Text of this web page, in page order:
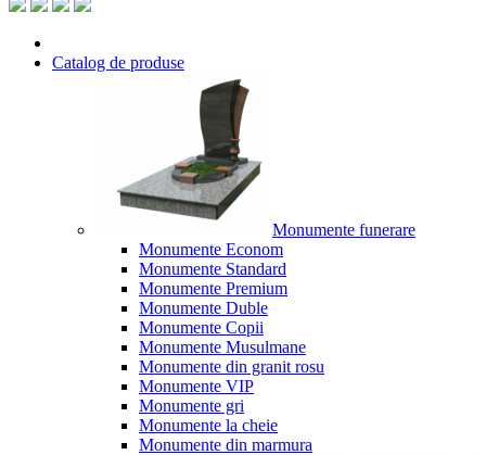
Catalog de produse
Monumente funerare
Monumente Econom
Monumente Standard
Monumente Premium
Monumente Duble
Monumente Copii
Monumente Musulmane
Monumente din granit rosu
Monumente VIP
Monumente gri
Monumente la cheie
Monumente din marmura